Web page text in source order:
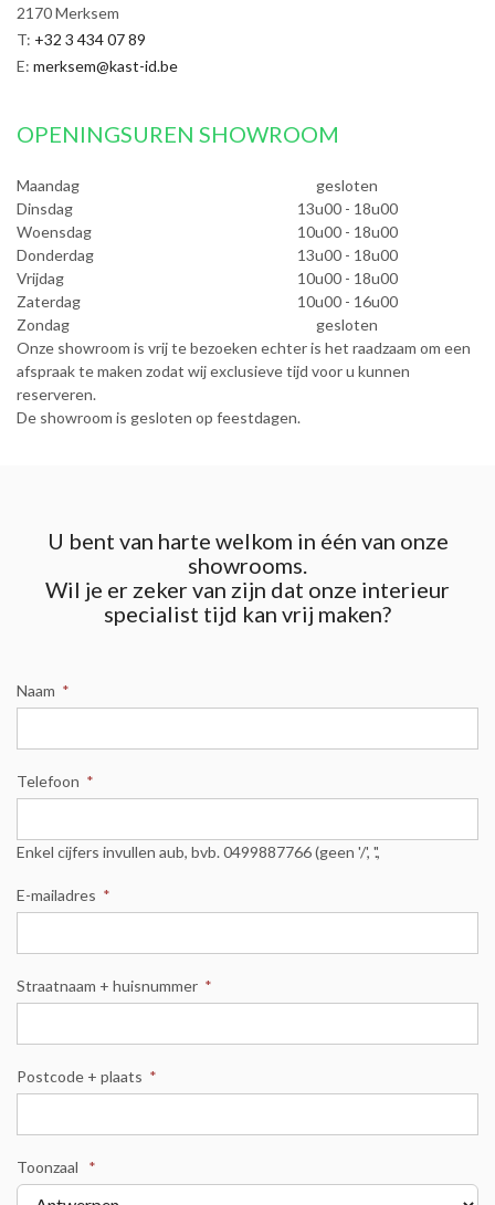
2170Merksem
T: +32 3 434 07 89
E: merksem@kast-id.be
OPENINGSUREN SHOWROOM
Maandag
gesloten
Dinsdag
13u00 - 18u00
Woensdag
10u00 - 18u00
Donderdag
13u00 - 18u00
Vrijdag
10u00 - 18u00
Zaterdag
10u00 - 16u00
Zondag
gesloten
Onze showroom is vrij te bezoeken echter is het raadzaam om een
afspraak te maken zodat wij exclusieve tijd voor u kunnen
reserveren.
De showroom is gesloten op feestdagen.
U bent van harte welkom in één van onze
showrooms.
Wil je er zeker van zijn dat onze interieur
specialist tijd kan vrij maken?
Naam *
Telefoon *
Enkel cijfers invullen aub, bvb. 0499887766 (geen '/', '.',
E-mailadres *
Straatnaam + huisnummer *
Postcode + plaats *
Toonzaal *